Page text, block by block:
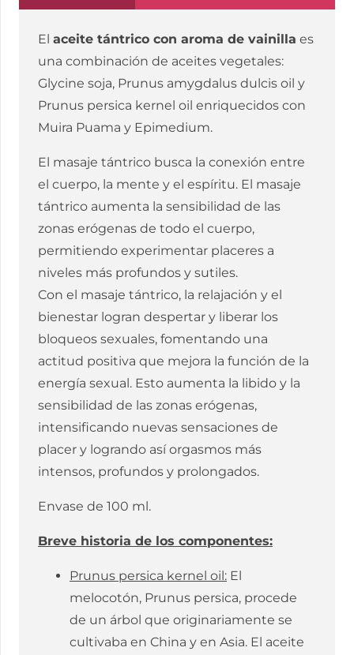
cantidad
El aceite tántrico con aroma de vainilla es
una combinación de aceites vegetales:
Glycine soja, Prunus amygdalus dulcis oil y
Prunus persica kernel oil enriquecidos con
Muira Puama y Epimedium.
El masaje tántrico busca la conexión entre
el cuerpo, la mente y el espíritu. El masaje
tántrico aumenta la sensibilidad de las
zonas erógenas de todo el cuerpo,
permitiendo experimentar placeres a
niveles más profundos y sutiles.
Con el masaje tántrico, la relajación y el
bienestar logran despertar y liberar los
bloqueos sexuales, fomentando una
actitud positiva que mejora la función de la
energía sexual. Esto aumenta la libido y la
sensibilidad de las zonas erógenas,
intensificando nuevas sensaciones de
placer y logrando así orgasmos más
intensos, profundos y prolongados.
Envase de 100 ml.
Breve historia de los componentes:
Prunus persica kernel oil: El
melocotón, Prunus persica, procede
de un árbol que originariamente se
cultivaba en China y en Asia. El aceite